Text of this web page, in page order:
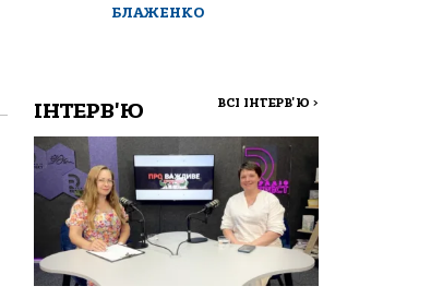
БЛАЖЕНКО
ІНТЕРВ'Ю ВСІ ІНТЕРВ'Ю >